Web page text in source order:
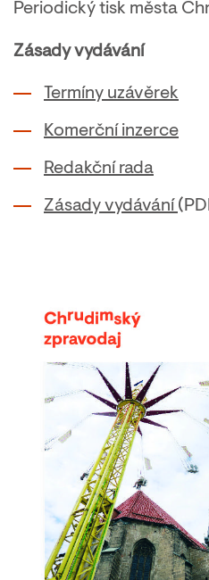
Periodický tisk města
Zásady vydávání
Termíny uzávěrek
Komerční inzerce
Redakční rada
Zásady vydávání